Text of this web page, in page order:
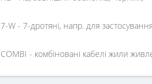
7-W - 7-дротяні, напр. для
COMBI - комбіновані кабелі жили